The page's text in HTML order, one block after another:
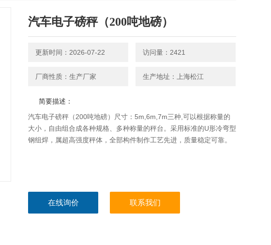
汽车电子磅秤（200吨地磅）
更新时间：2026-07-22 访问量：2421
厂商性质：生产厂家 生产地址：上海松江
简要描述：
汽车电子磅秤（200吨地磅）尺寸：5m,6m,7m三种,可以根据称量的
大小，自由组合成各种规格、多种称量的秤台。采用标准的U形冷弯型
钢组焊，属超高强度秤体，全部构件制作工艺先进，质量稳定可靠。
在线询价 联系我们